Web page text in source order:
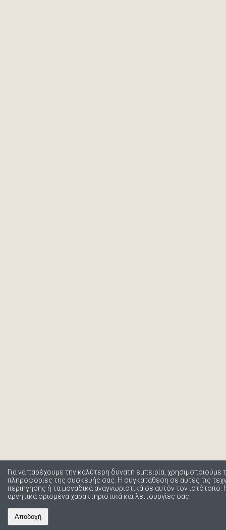
Για να παρέχουμε την καλύτερη δυνατή εμπειρία,
πληροφορίες της συσκευής σας. Η συγκατάθεση σε αυτές τις
περιήγησης ή τα μοναδικά αναγνωριστικά σε αυτόν τον
αρνητικά ορισμένα χαρακτηριστικά και λειτουργίες σας.
Αποδοχή